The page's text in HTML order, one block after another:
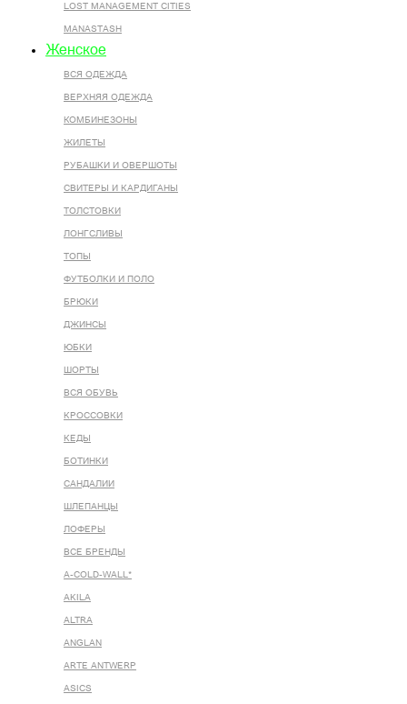
LOST MANAGEMENT CITIES
MANASTASH
Женское
ВСЯ ОДЕЖДА
ВЕРХНЯЯ ОДЕЖДА
КОМБИНЕЗОНЫ
ЖИЛЕТЫ
РУБАШКИ И ОВЕРШОТЫ
СВИТЕРЫ И КАРДИГАНЫ
ТОЛСТОВКИ
ЛОНГСЛИВЫ
ТОПЫ
ФУТБОЛКИ И ПОЛО
БРЮКИ
ДЖИНСЫ
ЮБКИ
ШОРТЫ
ВСЯ ОБУВЬ
КРОССОВКИ
КЕДЫ
БОТИНКИ
САНДАЛИИ
ШЛЕПАНЦЫ
ЛОФЕРЫ
ВСЕ БРЕНДЫ
A-COLD-WALL*
AKILA
ALTRA
ANGLAN
ARTE ANTWERP
ASICS